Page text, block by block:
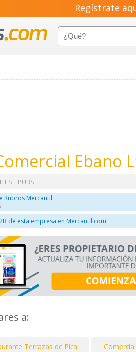
Regístrate
Ebano
PUBS
Rubros Mercantil
de esta empresa en Mercantil.com
a:
Terrazas de Pica